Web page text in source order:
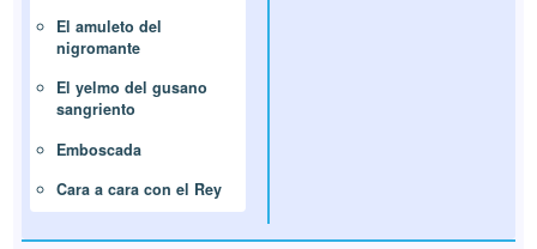
El amuleto del
nigromante
El yelmo del gusano
sangriento
Emboscada
Cara a cara con el Rey